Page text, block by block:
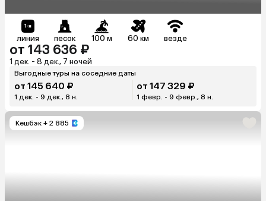
линия песок 100 м 60 км везде
от 143 636 ₽
1 дек. - 8 дек., 7 ночей
Выгодные туры на соседние даты
от 145 640 ₽
1 дек. - 9 дек., 8 н.
от 147 329 ₽
1 февр. - 9 февр., 8 н.
Кешбэк + 2 885